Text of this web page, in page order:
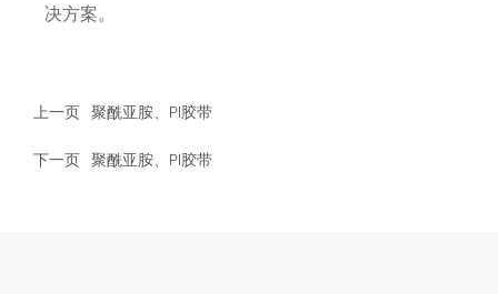
决方案。
上一页 聚酰亚胺、PI胶带
下一页 聚酰亚胺、PI胶带